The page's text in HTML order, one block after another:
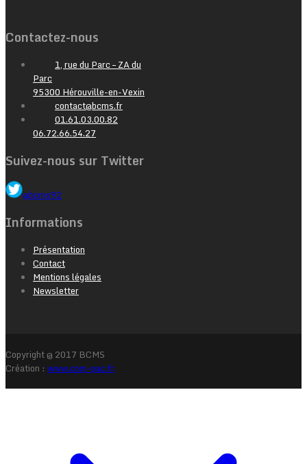
Contactez-nous
1, rue du Parc – ZA du
Parc
95300 Hérouville-en-Vexin
contact@bcms.fr
01.61.03.00.82
06.72.66.54.27
Suivez-nous sur Twitter
@bcms92
Informations
Présentation
Contact
Mentions légales
Newsletter
Copyright @ 2017 BCMS
Création : www.com-pac.fr